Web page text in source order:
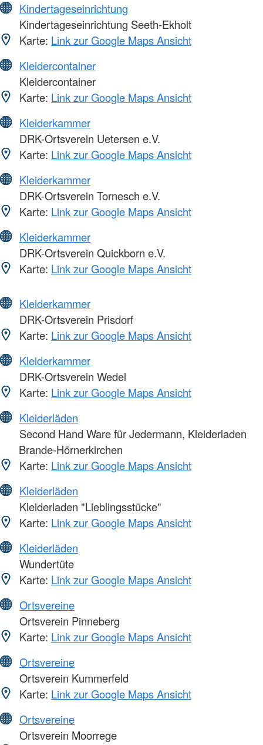
Kindertageseinrichtung
Kindertageseinrichtung Seeth-Ekholt
Karte: Link zur Google Maps Ansicht
Kleidercontainer
Kleidercontainer
Karte: Link zur Google Maps Ansicht
Kleiderkammer
DRK-Ortsverein Uetersen e.V.
Karte: Link zur Google Maps Ansicht
Kleiderkammer
DRK-Ortsverein Tornesch e.V.
Karte: Link zur Google Maps Ansicht
Kleiderkammer
DRK-Ortsverein Quickborn e.V.
Karte: Link zur Google Maps Ansicht
Kleiderkammer
DRK-Ortsverein Prisdorf
Karte: Link zur Google Maps Ansicht
Kleiderkammer
DRK-Ortsverein Wedel
Karte: Link zur Google Maps Ansicht
Kleiderläden
Second Hand Ware für Jedermann, Kleiderladen
Brande-Hörnerkirchen
Karte: Link zur Google Maps Ansicht
Kleiderläden
Kleiderladen "Lieblingsstücke"
Karte: Link zur Google Maps Ansicht
Kleiderläden
Wundertüte
Karte: Link zur Google Maps Ansicht
Ortsvereine
Ortsverein Pinneberg
Karte: Link zur Google Maps Ansicht
Ortsvereine
Ortsverein Kummerfeld
Karte: Link zur Google Maps Ansicht
Ortsvereine
Ortsverein Moorrege